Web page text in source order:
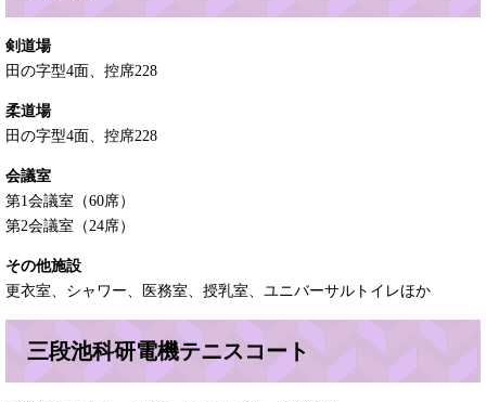
剣道場
田の字型4面、控席228
柔道場
田の字型4面、控席228
会議室
第1会議室（60席）
第2会議室（24席）
その他施設
更衣室、シャワー、医務室、授乳室、ユニバーサルトイレほか
三段池科研電機テニスコート